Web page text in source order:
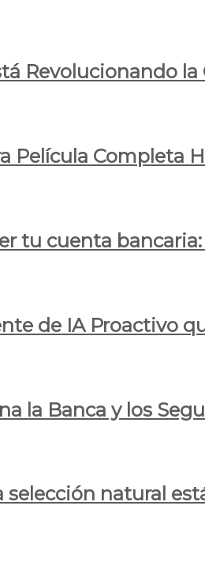
Revolucionando
Película Completa
tu cuenta
de IA Proactivo
la Banca y los
selección natural